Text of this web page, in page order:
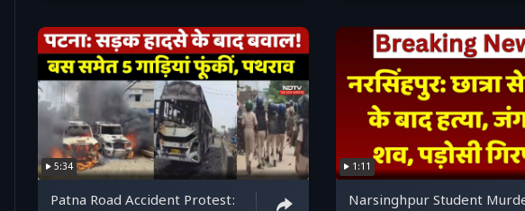
5:34
Patna Road Accident Protest:
1:11
Narsinghpur Student